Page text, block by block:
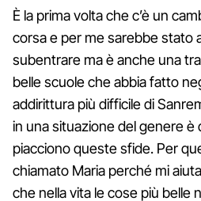
È la prima volta che c’è un
corsa e per me sarebbe stato
subentrare ma è anche una
belle scuole che abbia fatto
addirittura più difficile di
in una situazione del genere è
piacciono queste sfide. Per
chiamato Maria perché mi
che nella vita le cose più belle